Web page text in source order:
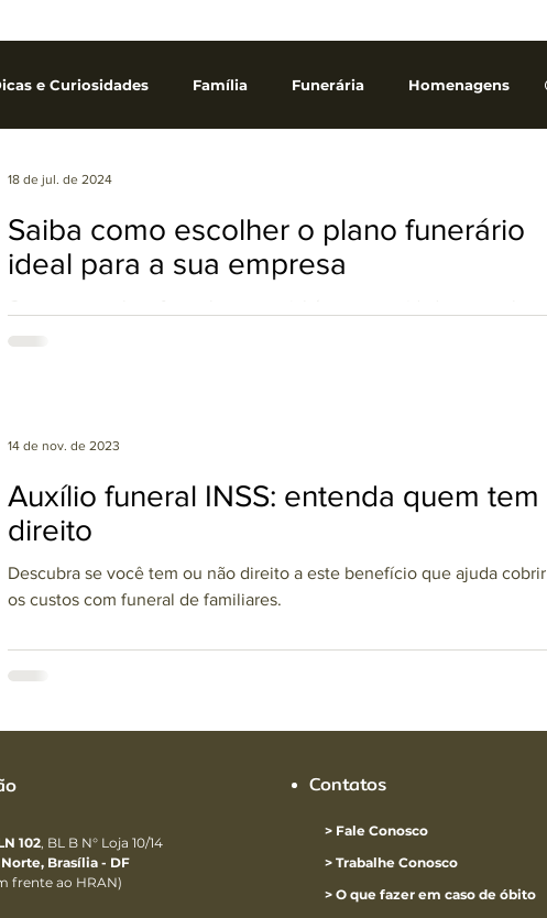
e Curiosidades Família Funerária Homenagens
e Bem-estar Etiqueta
Saiba como escolher o plano funerário
ideal para a sua empresa
a importância de seus funcionários e familiares.
18 de jul. de 2024
Auxílio funeral INSS: entenda quem tem
direito
Descubra se você tem ou não direito a este benefício que ajuda cobrir
os custos com funeral de familiares.
14 de nov. de 2023
102, BL B N° Loja 10/14
Norte, Brasília - DF
frente ao HRAN)
Contatos
> Fale Conosco
> Trabalhe Conosco
> O que fazer em caso de óbito